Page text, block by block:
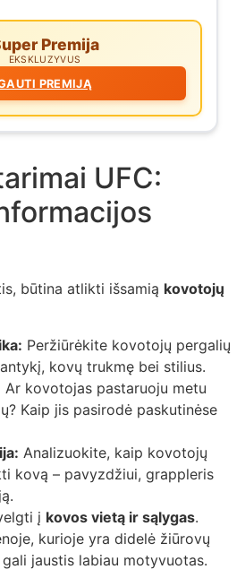
Premija
EKSKLUZYVUS
PREMIJĄ
UFC:
būtina atlikti išsamią kovotojų
Peržiūrėkite kovotojų pergalių
kovų trukmę bei stilius.
Ar kovotojas pastaruoju metu
Kaip jis pasirodė paskutinėse
Analizuokite, kaip kovotojų
kovą – pavyzdžiui, grappleris
į kovos vietą ir sąlygas.
kurioje yra didelė žiūrovų
jaustis labiau motyvuotas.